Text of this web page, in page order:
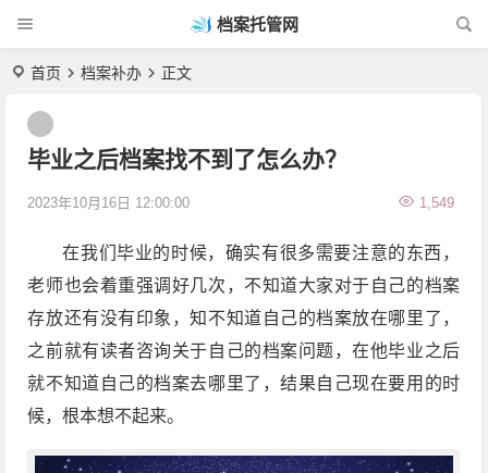
档案托管网
首页 档案补办 正文
毕业之后档案找不到了怎么办？
2023年10月16日 12:00:00 1,549
在我们毕业的时候，确实有很多需要注意的东西，
老师也会着重强调好几次，不知道大家对于自己的档案
存放还有没有印象，知不知道自己的档案放在哪里了，
之前就有读者咨询关于自己的档案问题，在他毕业之后
就不知道自己的档案去哪里了，结果自己现在要用的时
候，根本想不起来。